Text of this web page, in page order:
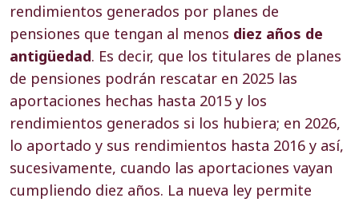
rendimientos generados por planes de
pensiones que tengan al menos diez años de
antigüedad. Es decir, que los titulares de planes
de pensiones podrán rescatar en 2025 las
aportaciones hechas hasta 2015 y los
rendimientos generados si los hubiera; en 2026,
lo aportado y sus rendimientos hasta 2016 y así,
sucesivamente, cuando las aportaciones vayan
cumpliendo diez años. La nueva ley permite